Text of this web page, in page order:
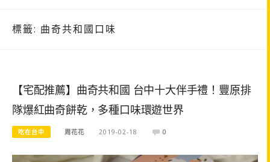
標籤: 曲奇共和國口味
【宅配推薦】曲奇共和國 台中十大伴手禮！豐原排
隊爆紅曲奇餅乾，多種口味環遊世界
吃在台中 周花花 2019-02-18 0